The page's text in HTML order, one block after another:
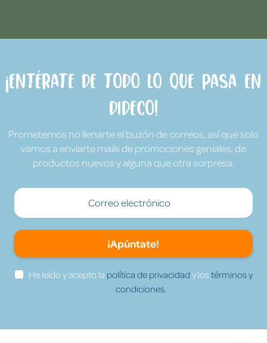
¡Entérate de todo lo que pasa en
Dideco!
Prometemos no llenarte el buzón de correos, así que solo
vamos a enviarte mails de promociones geniales, de
productos nuevos y alguna que otra sorpresa.
¡Apúntate!
He leído y acepto la política de privacidad y lostérminos y
condiciones.